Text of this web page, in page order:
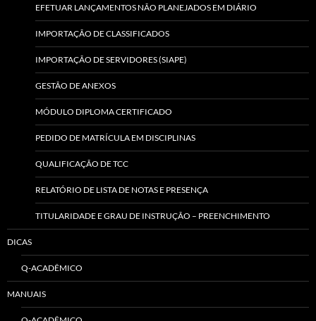
EFETUAR LANÇAMENTOS NÃO PLANEJADOS EM DIÁRIO
IMPORTAÇÃO DE CLASSIFICADOS
IMPORTAÇÃO DE SERVIDORES (SIAPE)
GESTÃO DE ANEXOS
MÓDULO DIPLOMA CERTIFICADO
PEDIDO DE MATRÍCULA EM DISCIPLINAS
QUALIFICAÇÃO DE TCC
RELATÓRIO DE LISTA DE NOTAS E PRESENÇA
TITULARIDADE E GRAU DE INSTRUÇÃO – PREENCHIMENTO
DICAS
Q-ACADÊMICO
MANUAIS